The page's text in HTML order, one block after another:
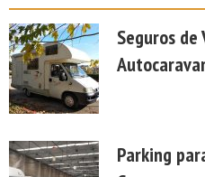
Seguros
Parking